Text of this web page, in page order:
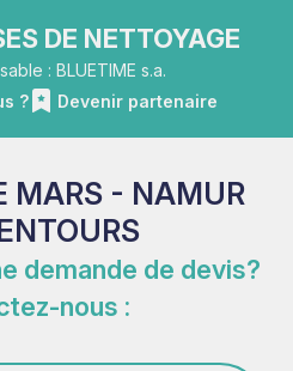
DE NETTOYAGE
: BLUETIME s.a.
?
Devenir partenaire
MARS - NAMUR
demande de devis?
nous :